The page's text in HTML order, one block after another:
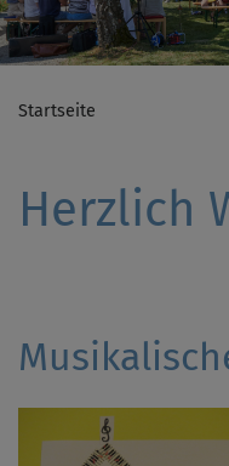
Startseite
Herzlich